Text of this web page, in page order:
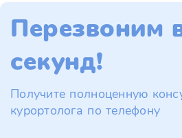
Перезвоним
секунд!
Получите полноценную
курортолога по телефону